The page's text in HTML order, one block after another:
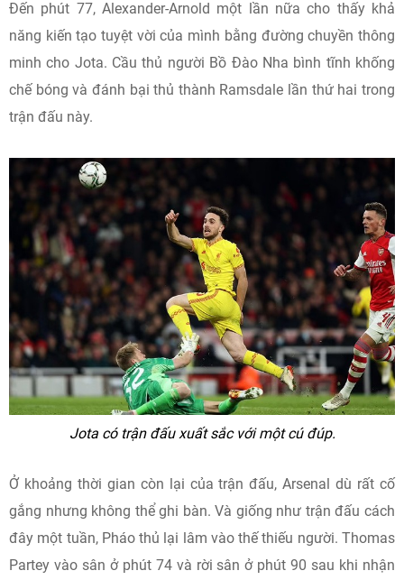
Đến phút 77, Alexander-Arnold một lần nữa cho thấy khả
năng kiến tạo tuyệt vời của mình bằng đường chuyền thông
minh cho Jota. Cầu thủ người Bồ Đào Nha bình tĩnh khống
chế bóng và đánh bại thủ thành Ramsdale lần thứ hai trong
trận đấu này.
Jota có trận đấu xuất sắc với một cú đúp.
Ở khoảng thời gian còn lại của trận đấu, Arsenal dù rất cố
gắng nhưng không thể ghi bàn. Và giống như trận đấu cách
đây một tuần, Pháo thủ lại lâm vào thế thiếu người. Thomas
Partey vào sân ở phút 74 và rời sân ở phút 90 sau khi nhận